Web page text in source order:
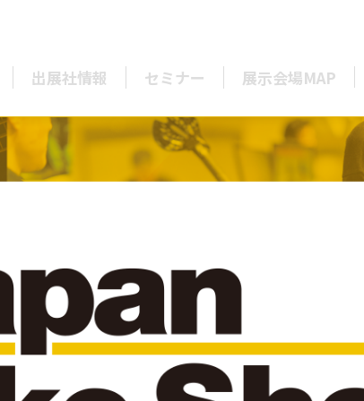
出展社情報 セミナー 展示会場MAP